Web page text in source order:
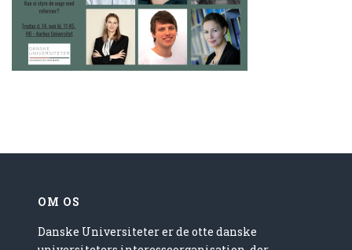
OM OS
Danske Universiteter er de otte danske